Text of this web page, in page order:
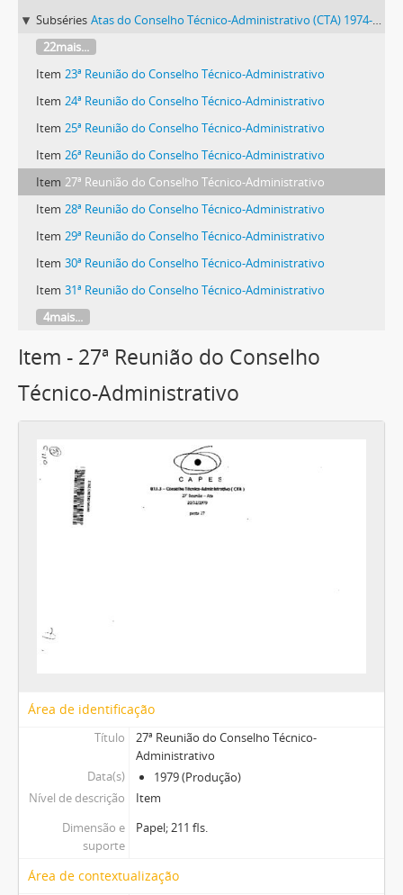
Subséries Atas do Conselho Técnico-Administrativo (CTA) 1974-1981
22mais...
Item 23ª Reunião do Conselho Técnico-Administrativo
Item 24ª Reunião do Conselho Técnico-Administrativo
Item 25ª Reunião do Conselho Técnico-Administrativo
Item 26ª Reunião do Conselho Técnico-Administrativo
Item 27ª Reunião do Conselho Técnico-Administrativo
Item 28ª Reunião do Conselho Técnico-Administrativo
Item 29ª Reunião do Conselho Técnico-Administrativo
Item 30ª Reunião do Conselho Técnico-Administrativo
Item 31ª Reunião do Conselho Técnico-Administrativo
4mais...
Item - 27ª Reunião do Conselho
Técnico-Administrativo
Área de identificação
Título
27ª Reunião do Conselho Técnico-
Administrativo
Data(s)
1979 (Produção)
Nível de descrição
Item
Dimensão e
suporte
Papel; 211 fls.
Área de contextualização